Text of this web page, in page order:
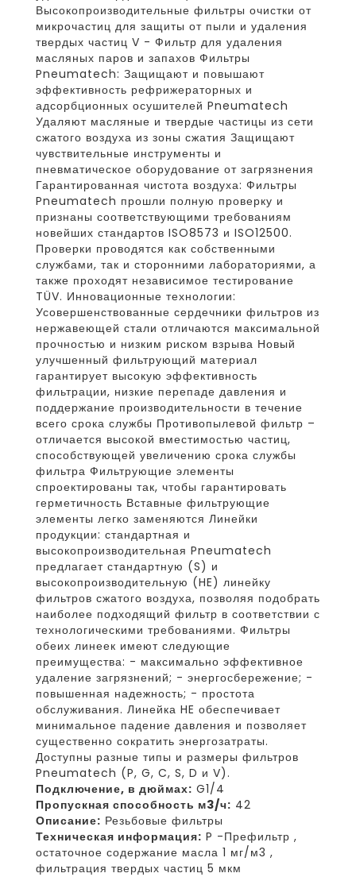
Высокопроизводительные фильтры очистки от
микрочастиц для защиты от пыли и удаления
твердых частиц V - Фильтр для удаления
масляных паров и запахов Фильтры
Pneumatech: Защищают и повышают
эффективность рефрижераторных и
адсорбционных осушителей Pneumatech
Удаляют масляные и твердые частицы из сети
сжатого воздуха из зоны сжатия Защищают
чувствительные инструменты и
пневматическое оборудование от загрязнения
Гарантированная чистота воздуха: Фильтры
Pneumatech прошли полную проверку и
признаны соответствующими требованиям
новейших стандартов ISO8573 и ISO12500.
Проверки проводятся как собственными
службами, так и сторонними лабораториями, а
также проходят независимое тестирование
TÜV. Инновационные технологии:
Усовершенствованные сердечники фильтров из
нержавеющей стали отличаются максимальной
прочностью и низким риском взрыва Новый
улучшенный фильтрующий материал
гарантирует высокую эффективность
фильтрации, низкие перепаде давления и
поддержание производительности в течение
всего срока службы Противопылевой фильтр –
отличается высокой вместимостью частиц,
способствующей увеличению срока службы
фильтра Фильтрующие элементы
спроектированы так, чтобы гарантировать
герметичность Вставные фильтрующие
элементы легко заменяются Линейки
продукции: стандартная и
высокопроизводительная Pneumatech
предлагает стандартную (S) и
высокопроизводительную (HE) линейку
фильтров сжатого воздуха, позволяя подобрать
наиболее подходящий фильтр в соответствии с
технологическими требованиями. Фильтры
обеих линеек имеют следующие
преимущества: - максимально эффективное
удаление загрязнений; - энергосбережение; -
повышенная надежность; - простота
обслуживания. Линейка HE обеспечивает
минимальное падение давления и позволяет
существенно сократить энергозатраты.
Доступны разные типы и размеры фильтров
Pneumatech (P, G, C, S, D и V).
Подключение, в дюймах: G1/4
Пропускная способность м3/ч: 42
Описание: Резьбовые фильтры
Техническая информация: P -Префильтр ,
остаточное содержание масла 1 мг/м3 ,
фильтрация твердых частиц 5 мкм